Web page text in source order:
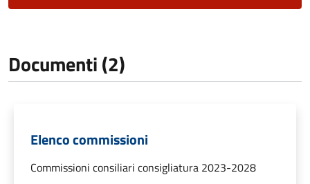
Documenti (2)
Elenco commissioni
Commissioni consiliari consigliatura 2023-2028